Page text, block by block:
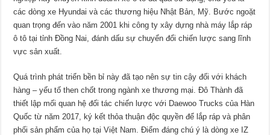
các dòng xe Hyundai và các thương hiệu Nhật Bản, Mỹ. Bước ngoặt
quan trọng đến vào năm 2001 khi công ty xây dựng nhà máy lắp ráp
ô tô tại tỉnh Đồng Nai, đánh dấu sự chuyển đổi chiến lược sang lĩnh
vực sản xuất.
Quá trình phát triển bền bỉ này đã tạo nên sự tin cậy đối với khách
hàng – yếu tố then chốt trong ngành xe thương mại. Đô Thành đã
thiết lập mối quan hệ đối tác chiến lược với Daewoo Trucks của Hàn
Quốc từ năm 2017, ký kết thỏa thuận độc quyền để lắp ráp và phân
phối sản phẩm của họ tại Việt Nam. Điểm đáng chú ý là dòng xe IZ